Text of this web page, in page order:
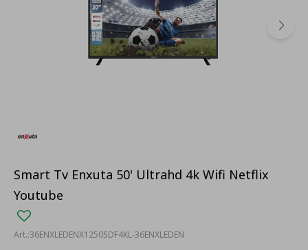
Smart Tv Enxuta 50' Ultrahd 4k Wifi Netflix
Youtube
36ENXLEDENX1250SDF4KL-36ENXLEDEN